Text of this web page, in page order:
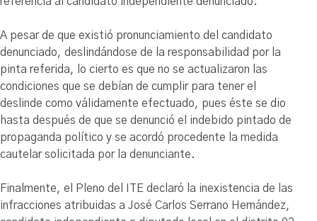
A pesar de que existió pronunciamiento del candidato
denunciado, deslindándose de la responsabilidad por la
pinta referida, lo cierto es que no se actualizaron las
condiciones que se debían de cumplir para tener el
deslinde como válidamente efectuado, pues éste se dio
hasta después de que se denunció el indebido pintado de
propaganda político y se acordó procedente la medida
cautelar solicitada por la denunciante.
Finalmente, el Pleno del ITE declaró la inexistencia de las
infracciones atribuidas a José Carlos Serrano Hernández,